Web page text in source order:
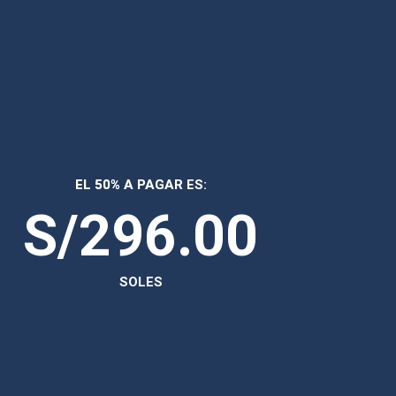
EL 50% A PAGAR ES:
S/296.00
SOLES